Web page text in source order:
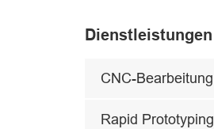
Dienstleistungen
CNC-Bearbeitung
Rapid Prototyping